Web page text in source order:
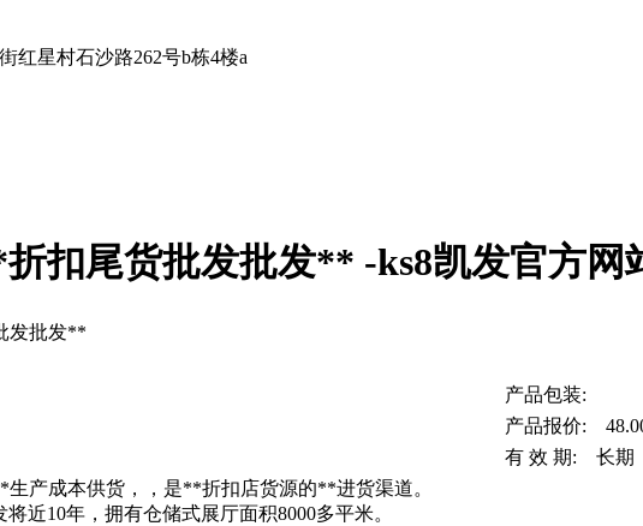
红星村石沙路262号b栋4楼a
扣尾货批发批发** -ks8凯发官方网
发批发**
产品包装:
产品报价:
有 效 期: 长期
产成本供货，，是**折扣店货源的**进货渠道。
近10年，拥有仓储式展厅面积8000多平米。